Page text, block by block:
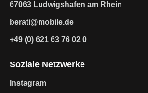
67063 Ludwigshafen am Rhein
berati@mobile.de
+49 (0) 621 63 76 02 0
Soziale Netzwerke
Instagram